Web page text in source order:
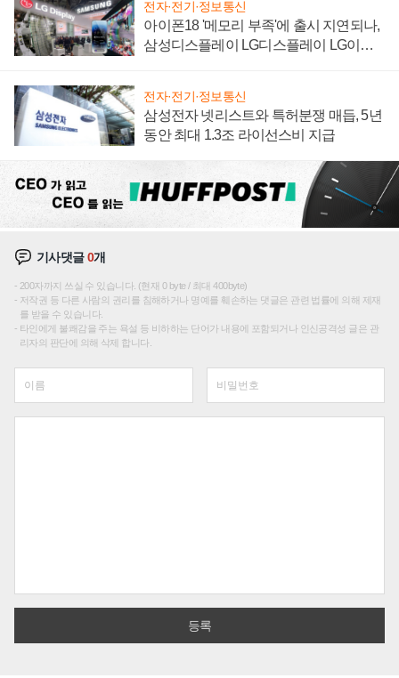
전자·전기·정보통신
아이폰18 '메모리 부족'에 출시 지연되나,
삼성디스플레이 LG디스플레이 LG이노
전자·전기·정보통신
삼성전자 넷리스트와 특허분쟁 매듭, 5년
동안 최대 1.3조 라이선스비 지급
기사댓글0개
200자까지 쓰실 수 있습니다. (현재 0 byte / 최대 400byte)
저작권 등 다른 사람의 권리를 침해하거나 명예를 훼손하는 댓글은 관련 법률에 의해 제재
를 받을 수 있습니다.
타인에게 불쾌감을 주는 욕설 등 비하하는 단어가 내용에 포함되거나 인신공격성 글은 관
리자의 판단에 의해 삭제 합니다.